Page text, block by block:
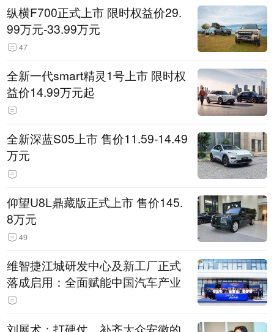
纵横F700正式上市 限时权益价29.
99万元-33.99万元
47
全新一代smart精灵1号上市 限时权
益价14.99万元起
全新深蓝S05上市 售价11.59-14.49
万元
仰望U8L鼎藏版正式上市 售价145.
8万元
49
维智捷江城研发中心及新工厂正式
落成启用：全面赋能中国汽车产业